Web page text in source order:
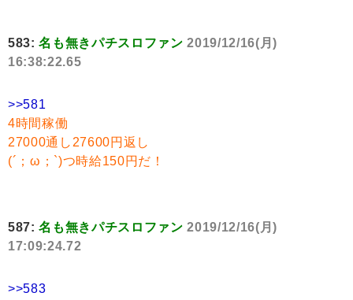
583:名も無きパチスロファン 2019/12/16(月)
16:38:22.65
>>581
4時間稼働
27000通し27600円返し
(´；ω；`)つ時給150円だ！
587:名も無きパチスロファン 2019/12/16(月)
17:09:24.72
>>583